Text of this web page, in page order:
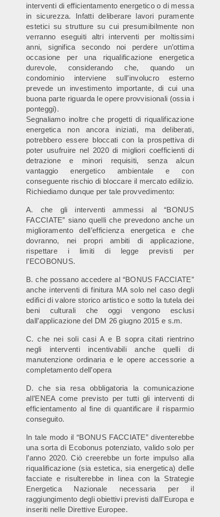
interventi di efficientamento energetico o di messa
in sicurezza. Infatti deliberare lavori puramente
estetici su strutture su cui presumibilmente non
verranno eseguiti altri interventi per moltissimi
anni, significa secondo noi perdere un’ottima
occasione per una riqualificazione energetica
durevole, considerando che, quando un
condominio interviene sull’involucro esterno
prevede un investimento importante, di cui una
buona parte riguarda le opere provvisionali (ossia i
ponteggi).
Segnaliamo inoltre che progetti di riqualificazione
energetica non ancora iniziati, ma deliberati,
potrebbero essere bloccati con la prospettiva di
poter usufruire nel 2020 di migliori coefficienti di
detrazione e minori requisiti, senza alcun
vantaggio energetico ambientale e con
conseguente rischio di bloccare il mercato edilizio.
Richiediamo dunque per tale provvedimento:
A. che gli interventi ammessi al “BONUS
FACCIATE” siano quelli che prevedono anche un
miglioramento dell’efficienza energetica e che
dovranno, nei propri ambiti di applicazione,
rispettare i limiti di legge previsti per
l’ECOBONUS.
B. che possano accedere al “BONUS FACCIATE”
anche interventi di finitura MA solo nel caso degli
edifici di valore storico artistico e sotto la tutela dei
beni culturali che oggi vengono esclusi
dall’applicazione del DM 26 giugno 2015 e s.m.
C. che nei soli casi A e B sopra citati rientrino
negli interventi incentivabili anche quelli di
manutenzione ordinaria e le opere accessorie a
completamento dell’opera
D. che sia resa obbligatoria la comunicazione
all’ENEA come previsto per tutti gli interventi di
efficientamento al fine di quantificare il risparmio
conseguito.
In tale modo il “BONUS FACCIATE” diventerebbe
una sorta di Ecobonus potenziato, valido solo per
l’anno 2020. Ciò creerebbe un forte impulso alla
riqualificazione (sia estetica, sia energetica) delle
facciate e risulterebbe in linea con la Strategie
Energetica Nazionale necessaria per il
raggiungimento degli obiettivi previsti dall’Europa e
inseriti nelle Direttive Europee.